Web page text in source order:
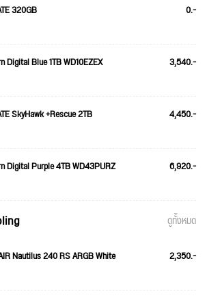
320GB 0.-
Digital Blue 1TB WD10EZEX 3,540.-
SkyHawk +Rescue 2TB 4,450.-
Digital Purple 4TB WD43PURZ 6,920.-
ดูทั้งหมด
Nautilus 240 RS ARGB White 2,350.-